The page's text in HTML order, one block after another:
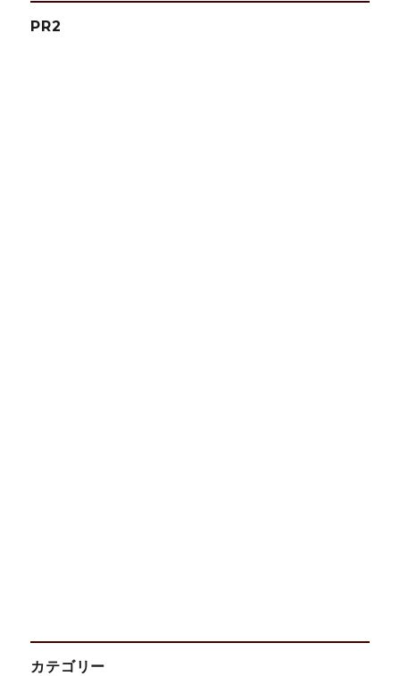
PR2
カテゴリー